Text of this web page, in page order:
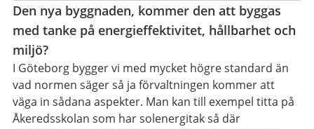
Den nya byggnaden, kommer den att byggas
med tanke på energieffektivitet, hållbarhet och
miljö?
I Göteborg bygger vi med mycket högre standard än
vad normen säger så ja förvaltningen kommer att
väga in sådana aspekter. Man kan till exempel titta på
Åkeredsskolan som har solenergitak så där